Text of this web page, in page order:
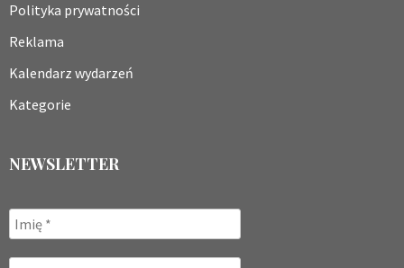
Polityka prywatności
Reklama
Kalendarz wydarzeń
Kategorie
NEWSLETTER